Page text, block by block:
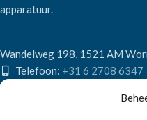
apparatuur.
Wandelweg 198, 1521 AM
Telefoon: +31 6 2708 6347